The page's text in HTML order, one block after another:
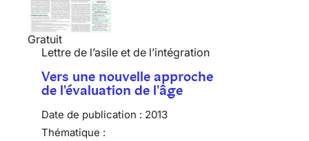
Gratuit
Lettre de l’asile et de l’intégration
Vers une nouvelle approche
de l'évaluation de l'âge
Date de publication : 2013
Thématique :